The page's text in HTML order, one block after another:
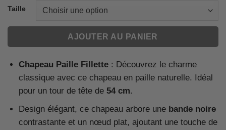
Taille
AJOUTER AU PANIER
Chapeau Paille Fillette: Découvrez le charme
classique avec ce chapeau en paille naturelle. Idéal
pour un tour de tête de 54 cm.
Design élégant, ce chapeau arbore une bande noire
contrastante et un nœud plat, ajoutant une touche de